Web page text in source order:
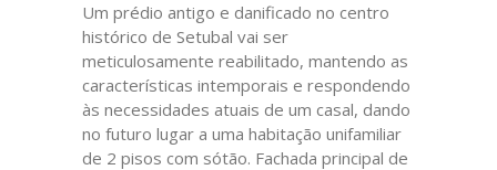
Um prédio antigo e danificado no centro
histórico de Setubal vai ser
meticulosamente reabilitado, mantendo as
características intemporais e respondendo
às necessidades atuais de um casal, dando
no futuro lugar a uma habitação unifamiliar
de 2 pisos com sótão. Fachada principal de